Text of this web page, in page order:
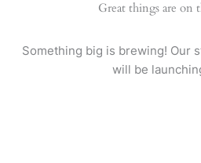
Great things are on
Something big is brewing! Our
will be